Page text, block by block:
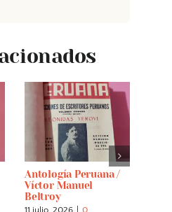
Antología Peruana /
Víctor Manuel
Beltroy
11 julio, 2026
0